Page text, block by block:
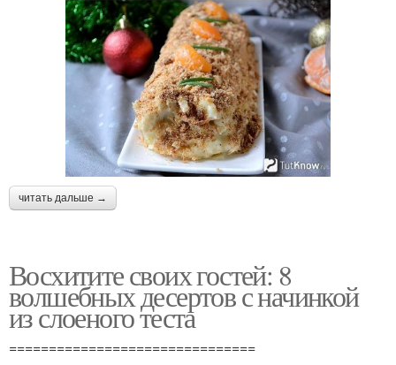
читать дальше →
Восхитите своих гостей: 8
волшебных десертов с начинкой
из слоеного теста
===============================